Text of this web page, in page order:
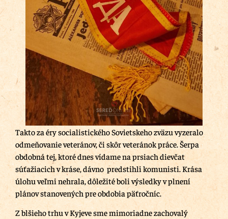
Takto za éry socialistického Sovietskeho zväzu vyzeralo
odmeňovanie veteránov, či skôr veteránok práce. Šerpa
obdobná tej, ktoré dnes vídame na prsiach dievčat
súťažiacich v kráse, dávno predstihli komunisti. Krása
úlohu veľmi nehrala, dôležité boli výsledky v plnení
plánov stanovených pre obdobia päťročníc.
Z blšieho trhu v Kyjeve sme mimoriadne zachovalý